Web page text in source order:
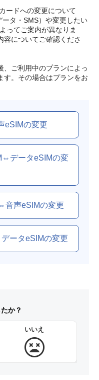
ードへの変更について
タ・SMS）や変更したい
ってご案内が異なりま
容についてご確認くださ
ご利用中のプランによっ
す。その場合はプランをお
の変更
データeSIMの変
声eSIMの変更
ータeSIMの変更
か？
いいえ